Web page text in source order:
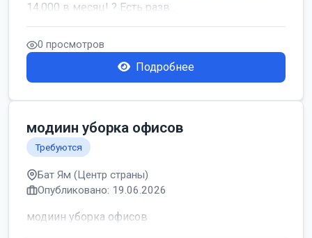
14,000 в месяц! ? Есть разв...
0 просмотров
Подробнее
модиин уборка офисов
Требуются
Бат Ям (Центр страны)
Опубликовано: 19.06.2026
модиин уборка офисов